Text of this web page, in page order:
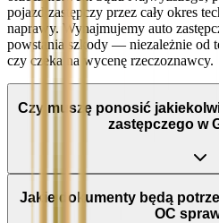
pojazd zastępczy przez cały okres
naprawy. Wynajmujemy auto
powstania szkody — niezależnie od
czy czeka na wycenę rzeczoznawcy.
Czy muszę ponosić
zastępczego w
Jakie dokumenty będą
OC